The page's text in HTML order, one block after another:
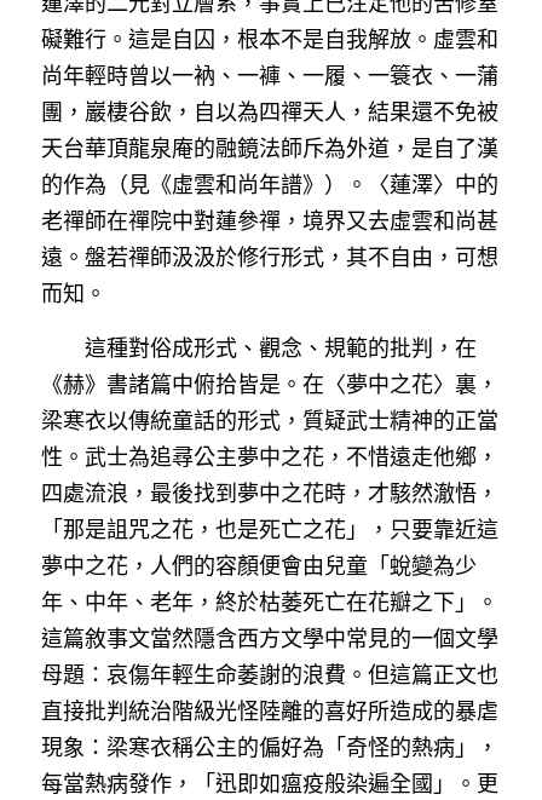
礙難行。這是自囚，根本不是自我解放。虛雲和
尚年輕時曾以一衲、一褲、一履、一簑衣、一蒲
團，巖棲谷飲，自以為四禪天人，結果還不免被
天台華頂龍泉庵的融鏡法師斥為外道，是自了漢
的作為（見《虛雲和尚年譜》）。〈蓮澤〉中的
老禪師在禪院中對蓮參禪，境界又去虛雲和尚甚
遠。盤若禪師汲汲於修行形式，其不自由，可想
而知。
這種對俗成形式、觀念、規範的批判，在
《赫》書諸篇中俯拾皆是。在〈夢中之花〉裏，
梁寒衣以傳統童話的形式，質疑武士精神的正當
性。武士為追尋公主夢中之花，不惜遠走他鄉，
四處流浪，最後找到夢中之花時，才駭然澈悟，
「那是詛咒之花，也是死亡之花」，只要靠近這
夢中之花，人們的容顏便會由兒童「蛻變為少
年、中年、老年，終於枯萎死亡在花瓣之下」。
這篇敘事文當然隱含西方文學中常見的一個文學
母題：哀傷年輕生命萎謝的浪費。但這篇正文也
直接批判統治階級光怪陸離的喜好所造成的暴虐
現象：梁寒衣稱公主的偏好為「奇怪的熱病」，
每當熱病發作，「迅即如瘟疫般染遍全國」。更